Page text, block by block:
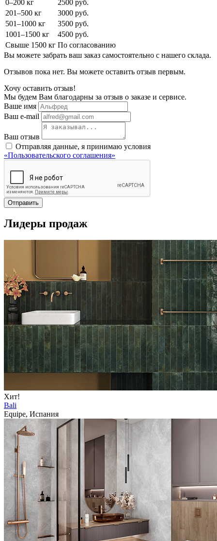
0–200 кг
2500 руб.
201–500 кг
3000 руб.
501–1000 кг
3500 руб.
1001–1500 кг
4500 руб.
Свыше 1500 кг По согласованию
Вы можете забрать ваш заказ самостоятельно с нашего склада.
Отзывов пока нет. Вы можете оставить отзыв первым.
Хочу оставить отзыв!
Мы будем Вам благодарны за отзыв о заказе и сервисе.
Ваше имя
Ваш e-mail
Ваш отзыв
Отправляя данные, я принимаю условия
«Пользовательского соглашения»
Отправить
Лидеры продаж
Хит!
Bali
Equipe, Испания